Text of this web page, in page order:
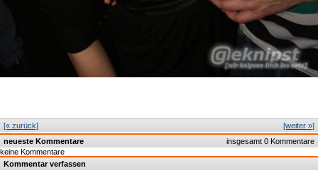
[weiter »]
[« zurück]
insgesamt 0 Kommentare
neueste Kommentare
keine Kommentare
Kommentar verfassen